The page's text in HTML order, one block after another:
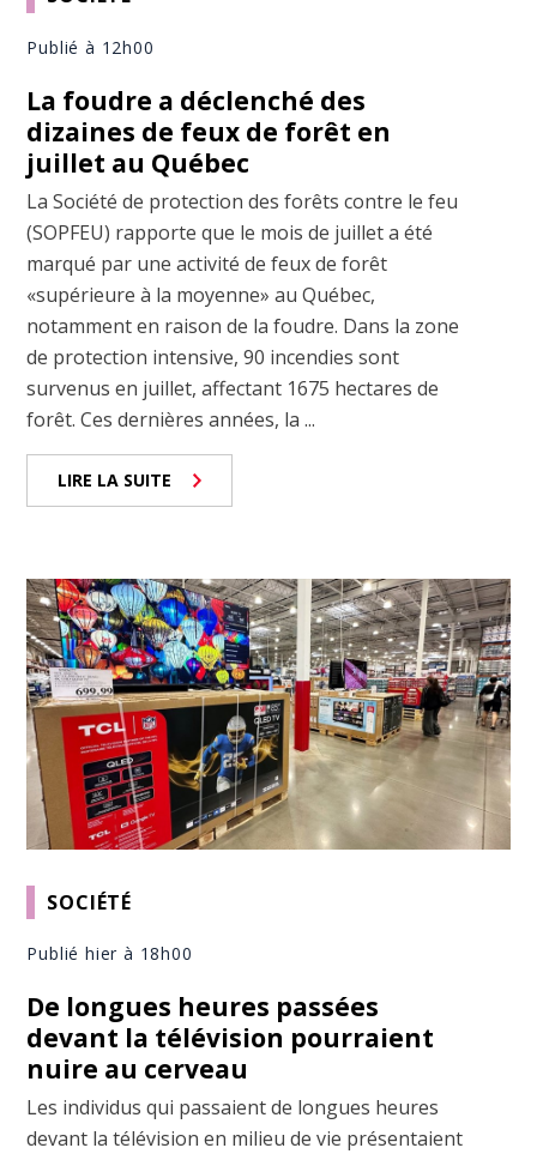
Publié à 12h00
La foudre a déclenché des
dizaines de feux de forêt en
juillet au Québec
La Société de protection des forêts contre le feu
(SOPFEU) rapporte que le mois de juillet a été
marqué par une activité de feux de forêt
«supérieure à la moyenne» au Québec,
notamment en raison de la foudre. Dans la zone
de protection intensive, 90 incendies sont
survenus en juillet, affectant 1675 hectares de
forêt. Ces dernières années, la ...
LIRE LA SUITE
SOCIÉTÉ
Publié hier à 18h00
De longues heures passées
devant la télévision pourraient
nuire au cerveau
Les individus qui passaient de longues heures
devant la télévision en milieu de vie présentaient